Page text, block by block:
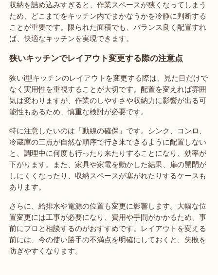
収納を詰め込みすぎると、作業スペースが狭くなってしまう
ため、どこまでをキッチン内でまかなうかを冷静に判断する
ことが重要です。限られた面積でも、バランス良く配置すれ
ば、快適なキッチンを実現できます。
狭いキッチンでレイアウト変更する際の注意点
狭いi型キッチンのレイアウトを変更する際は、見た目だけで
なく実用性を重視することが大切です。配置を変えれば雰囲
気は変わりますが、作業のしやすさや収納力に影響が出る可
能性もあるため、慎重な検討が必要です。
特に注意したいのは「動線の確保」です。シンク、コンロ、
冷蔵庫の三点が自然な順序で行き来できるように配置しない
と、調理中に何度も行ったり来たりすることになり、効率が
下がります。また、家具や家電を動かした結果、扉の開閉が
しにくくなったり、収納スペースが塞がれたりするケースも
あります。
さらに、給排水や電源の位置も変更に影響します。大幅な位
置変更には工事が必要になり、費用や手間がかかるため、事
前にプロと相談するのがおすすめです。レイアウトを変える
前には、今の使い勝手の不満点を明確にしておくと、失敗を
防ぎやすくなります。